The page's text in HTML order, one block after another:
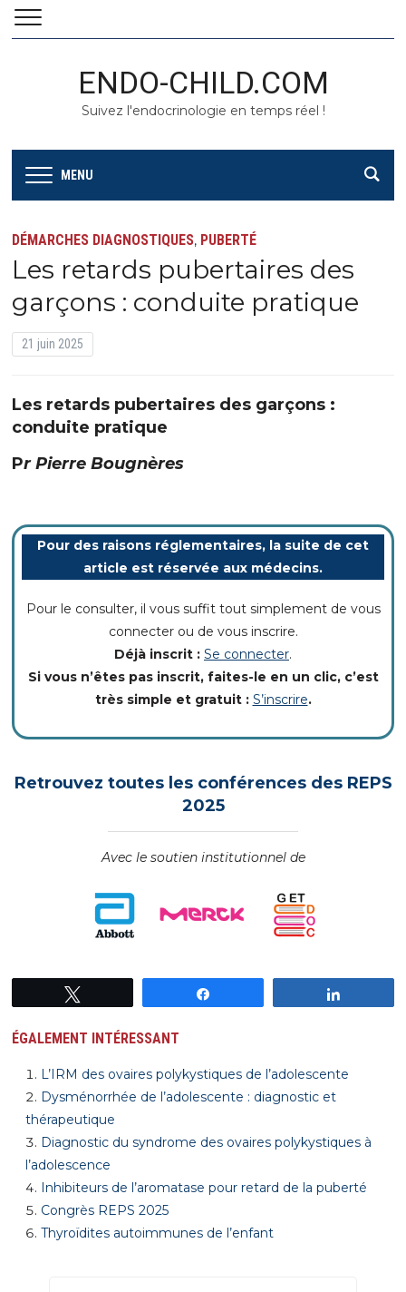
ENDO-CHILD.COM
Suivez l'endocrinologie en temps réel !
MENU
DÉMARCHES DIAGNOSTIQUES, PUBERTÉ
Les retards pubertaires des
garçons : conduite pratique
21 juin 2025
Les retards pubertaires des garçons :
conduite pratique
Pr Pierre Bougnères
Pour des raisons réglementaires, la suite de cet
article est réservée aux médecins.
Pour le consulter, il vous suffit tout simplement de vous
connecter ou de vous inscrire.
Déjà inscrit : Se connecter.
Si vous n’êtes pas inscrit, faites-le en un clic, c’est
très simple et gratuit : S’inscrire.
Retrouvez toutes les conférences des REPS
2025
Avec le soutien institutionnel de
ÉGALEMENT INTÉRESSANT
L’IRM des ovaires polykystiques de l’adolescente
Dysménorrhée de l’adolescente : diagnostic et
thérapeutique
Diagnostic du syndrome des ovaires polykystiques à
l’adolescence
Inhibiteurs de l’aromatase pour retard de la puberté
Congrès REPS 2025
Thyroïdites autoimmunes de l’enfant